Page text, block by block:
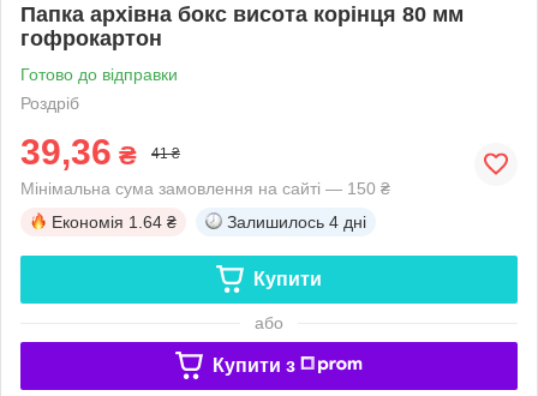
Папка архівна бокс висота корінця 80 мм
гофрокартон
Готово до відправки
Роздріб
39,36 ₴ 41 ₴
Мінімальна сума замовлення на сайті — 150 ₴
Економія 1.64 ₴ Залишилось 4 дні
Купити
або
Купити з